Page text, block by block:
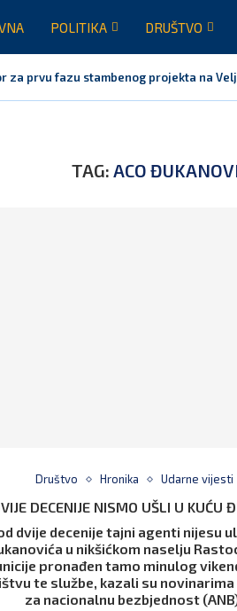
POLITIKA DRUŠTVO
za prvu fazu stambenog projekta na
TAG: ACO
Društvo Hronika Udarne vijesti
DECENIJE NISMO UŠLI U KUĆU
dvije decenije tajni agenti nijesu
u nikšićkom naselju
pronađen tamo minulog
te službe, kazali su novinarima
za nacionalnu bezbjednost